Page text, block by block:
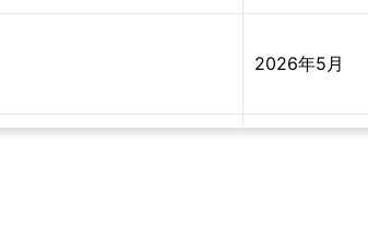
2026年5月